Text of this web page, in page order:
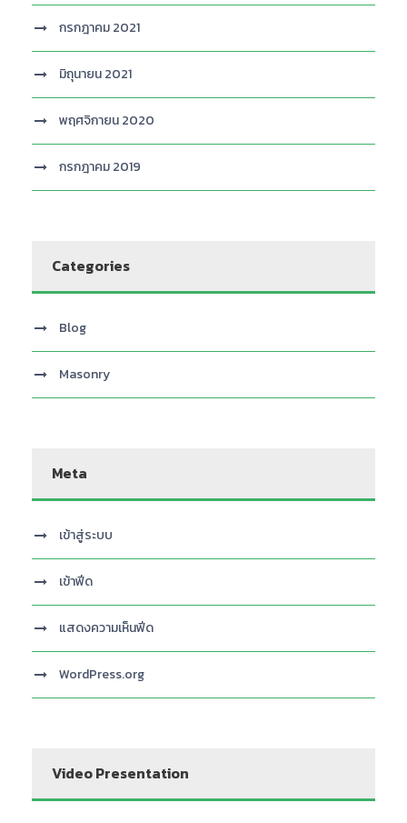
กรกฎาคม 2021
มิถุนายน 2021
พฤศจิกายน 2020
กรกฎาคม 2019
Categories
Blog
Masonry
Meta
เข้าสู่ระบบ
เข้าฟีด
แสดงความเห็นฟีด
WordPress.org
Video Presentation